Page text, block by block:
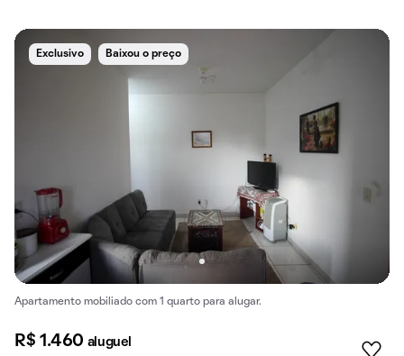
Exclusivo Baixou o preço
Apartamento mobiliado com 1 quarto para alugar.
R$ 1.460 aluguel